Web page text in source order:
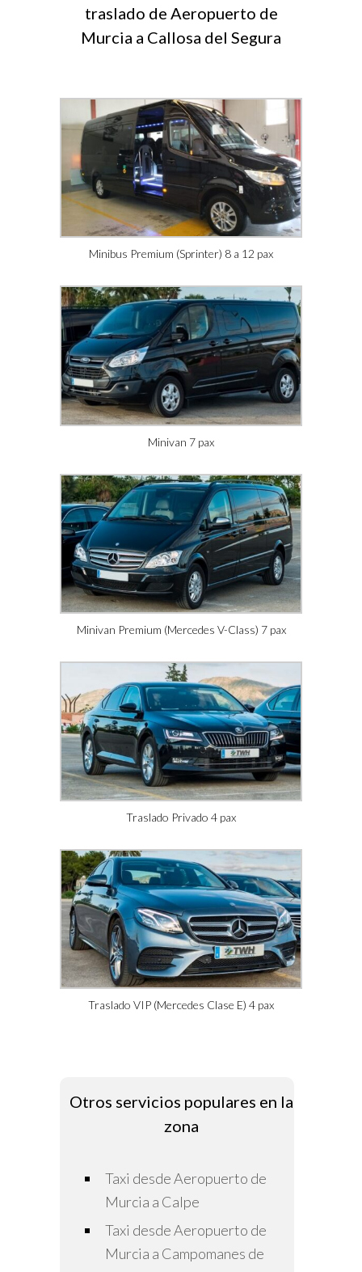
traslado de Aeropuerto de
Murcia a Callosa del Segura
Minibus Premium (Sprinter) 8 a 12 pax
Minivan 7 pax
Minivan Premium (Mercedes V-Class) 7 pax
Traslado Privado 4 pax
Traslado VIP (Mercedes Clase E) 4 pax
Otros servicios populares en la
zona
Taxi desde Aeropuerto de
Murcia a Calpe
Taxi desde Aeropuerto de
Murcia a Campomanes de